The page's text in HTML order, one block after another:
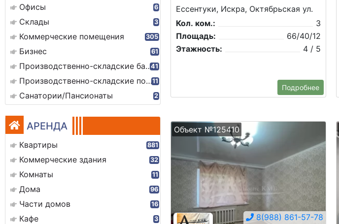
Офисы 6
Склады 3
Коммерческие помещения 305
Бизнес 61
Производственно-складские базы41
Производственно-складские помещения11
Санатории/Пансионаты 2
АРЕНДА
Квартиры 881
Коммерческие здания 32
Комнаты 11
Дома 96
Части домов 16
Кафе 3
Ессентуки, Искра, Октябрьская ул.
Кол. ком.:
3
Площадь:
66/40/12
Этажность:
4 / 5
Подробнее
Объект №125410
8(988) 861-57-78